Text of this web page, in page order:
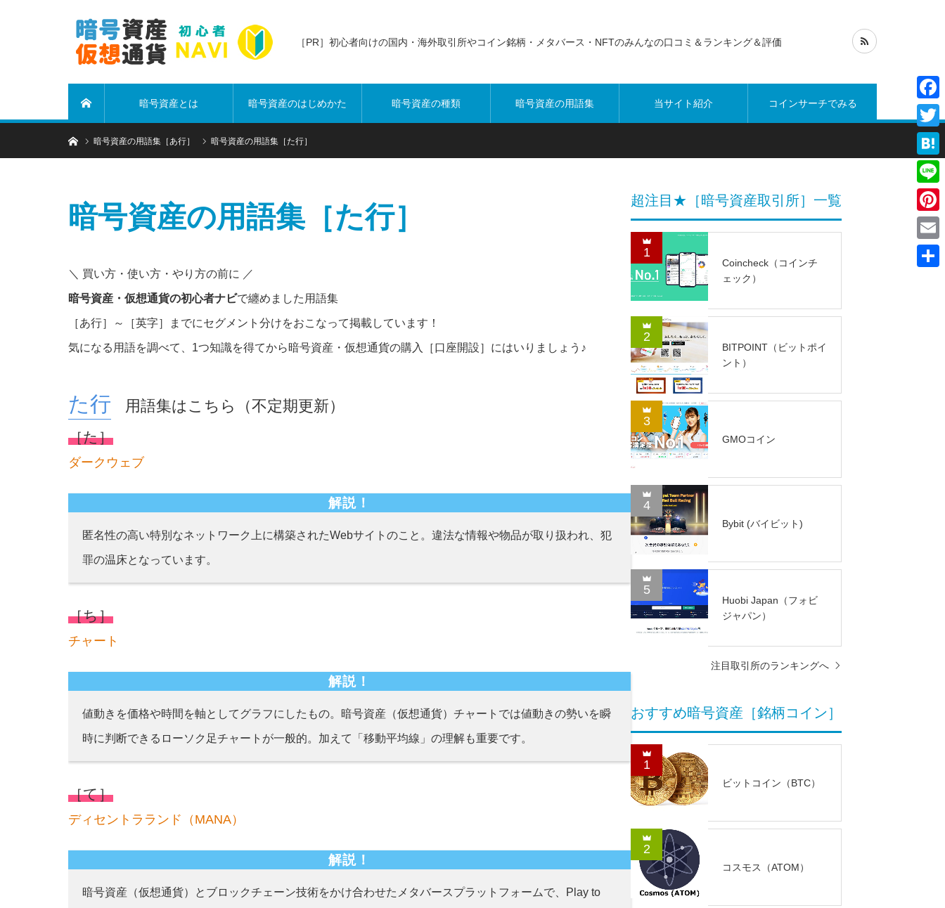
［PR］初心者向けの国内・海外取引所やコイン銘柄・メタバース・NFTのみんなの口コミ＆ランキング＆評価
暗号資産とは 暗号資産のはじめかた 暗号資産の種類 暗号資産の用語集 当サイト紹介 コインサーチでみる
ホーム暗号資産の用語集［あ行］ 暗号資産の用語集［た行］
暗号資産の用語集［た行］
＼ 買い方・使い方・やり方の前に ／
暗号資産・仮想通貨の初心者ナビで纏めました用語集
［あ行］～［英字］までにセグメント分けをおこなって掲載しています！
気になる用語を調べて、1つ知識を得てから暗号資産・仮想通貨の購入［口座開設］にはいりましょう♪
用語集はこちら（不定期更新）
［た］
ダークウェブ
解説！
匿名性の高い特別なネットワーク上に構築されたWebサイトのこと。違法な情報や物品が取り扱われ、犯
罪の温床となっています。
［ち］
チャート
解説！
値動きを価格や時間を軸としてグラフにしたもの。暗号資産（仮想通貨）チャートでは値動きの勢いを瞬
時に判断できるローソク足チャートが一般的。加えて「移動平均線」の理解も重要です。
［て］
ディセントラランド（MANA）
解説！
暗号資産（仮想通貨）とブロックチェーン技術をかけ合わせたメタバースプラットフォームで、Play to
超注目★［暗号資産取引所］一覧
1
Coincheck（コインチ
ェック）
2
BITPOINT（ビットポイ
ント）
3
GMOコイン
4
Bybit (バイビット)
5
Huobi Japan（フォビ
ジャパン）
注目取引所のランキングへ
おすすめ暗号資産［銘柄コイン］
1
ビットコイン（BTC）
2
コスモス（ATOM）
Line
Email